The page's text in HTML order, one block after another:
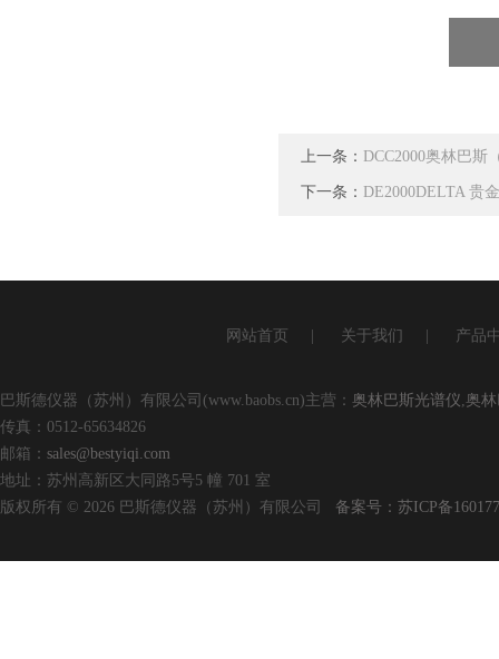
上一条： DCC2000奥林巴斯
下一条： DE2000DELTA 贵
网站首页 关于我们 产品
巴斯德仪器（苏州）有限公司(www.baobs.cn)主营： 奥林巴斯光谱仪,奥
传真：0512-65634826
邮箱： sales@bestyiqi.com
地址：苏州高新区大同路5号5 幢 701 室
版权所有 © 2026 巴斯德仪器（苏州）有限公司 备案号：苏ICP备